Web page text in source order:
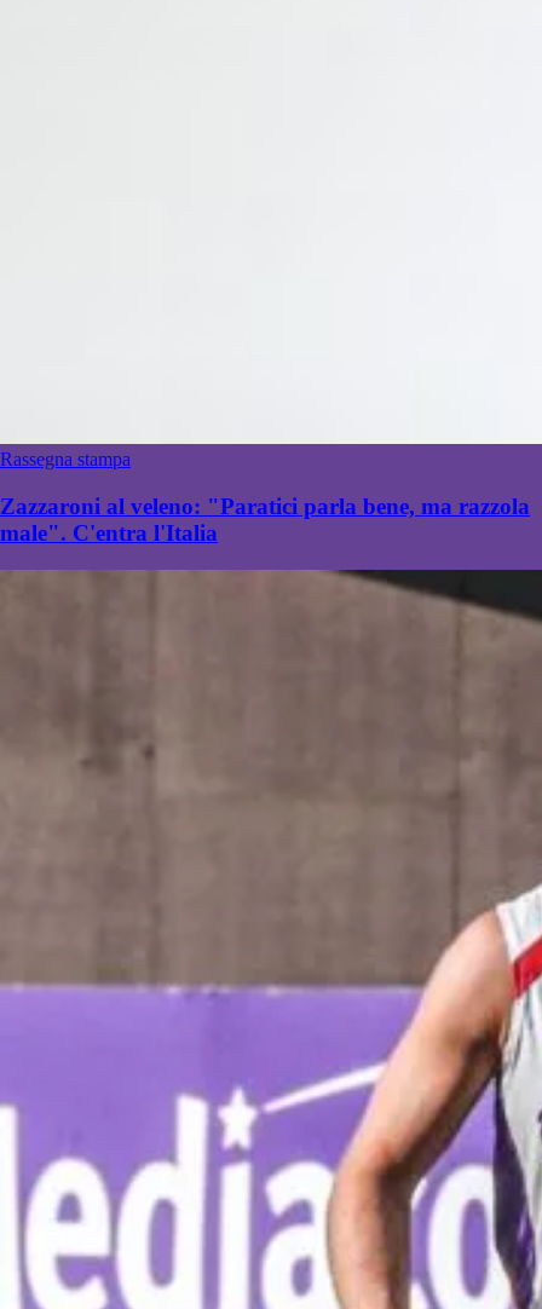
Rassegna stampa
Zazzaroni al veleno: "Paratici parla bene, ma razzola
male". C'entra l'Italia